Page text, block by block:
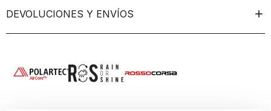
DEVOLUCIONES Y ENVÍOS